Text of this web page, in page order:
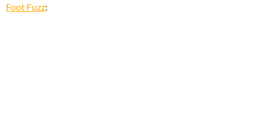
Foot Fuzz: